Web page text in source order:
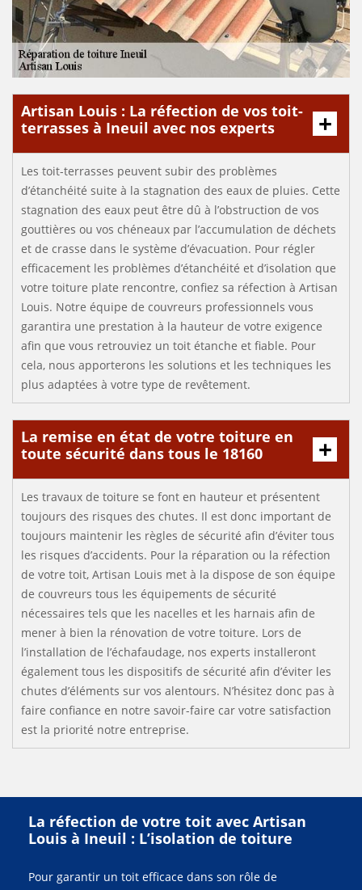
Artisan Louis : La réfection de vos toit-
terrasses à Ineuil avec nos experts
Les toit-terrasses peuvent subir des problèmes
d’étanchéité suite à la stagnation des eaux de pluies. Cette
stagnation des eaux peut être dû à l’obstruction de vos
gouttières ou vos chéneaux par l’accumulation de déchets
et de crasse dans le système d’évacuation. Pour régler
efficacement les problèmes d’étanchéité et d’isolation que
votre toiture plate rencontre, confiez sa réfection à Artisan
Louis. Notre équipe de couvreurs professionnels vous
garantira une prestation à la hauteur de votre exigence
afin que vous retrouviez un toit étanche et fiable. Pour
cela, nous apporterons les solutions et les techniques les
plus adaptées à votre type de revêtement.
La remise en état de votre toiture en
toute sécurité dans tous le 18160
Les travaux de toiture se font en hauteur et présentent
toujours des risques des chutes. Il est donc important de
toujours maintenir les règles de sécurité afin d’éviter tous
les risques d’accidents. Pour la réparation ou la réfection
de votre toit, Artisan Louis met à la dispose de son équipe
de couvreurs tous les équipements de sécurité
nécessaires tels que les nacelles et les harnais afin de
mener à bien la rénovation de votre toiture. Lors de
l’installation de l’échafaudage, nos experts installeront
également tous les dispositifs de sécurité afin d’éviter les
chutes d’éléments sur vos alentours. N’hésitez donc pas à
faire confiance en notre savoir-faire car votre satisfaction
est la priorité notre entreprise.
La réfection de votre toit avec Artisan
Louis à Ineuil : L’isolation de toiture
Pour garantir un toit efficace dans son rôle de